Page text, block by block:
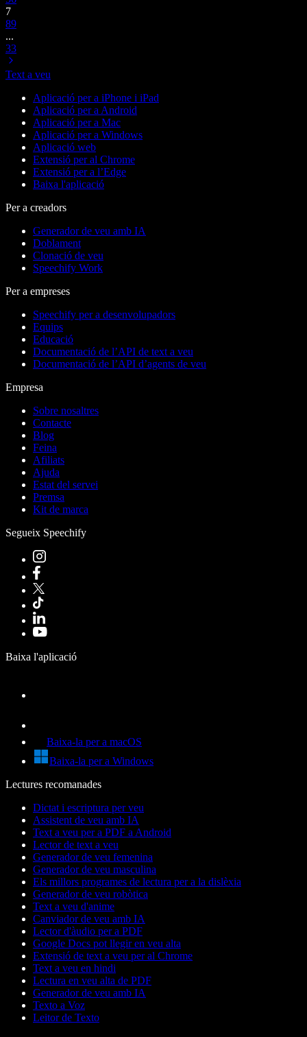
7
89
...
33
Text a veu
Aplicació per a iPhone i iPad
Aplicació per a Android
Aplicació per a Mac
Aplicació per a Windows
Aplicació web
Extensió per al Chrome
Extensió per a l’Edge
Baixa l'aplicació
Per a creadors
Generador de veu amb IA
Doblament
Clonació de veu
Speechify Work
Per a empreses
Speechify per a desenvolupadors
Equips
Educació
Documentació de l’API de text a veu
Documentació de l’API d’agents de veu
Empresa
Sobre nosaltres
Contacte
Blog
Feina
Afiliats
Ajuda
Estat del servei
Premsa
Kit de marca
Segueix Speechify
Baixa l'aplicació
Baixa-la per a macOS
Baixa-la per a Windows
Lectures recomanades
Dictat i escriptura per veu
Assistent de veu amb IA
Text a veu per a PDF a Android
Lector de text a veu
Generador de veu femenina
Generador de veu masculina
Els millors programes de lectura per a la dislèxia
Generador de veu robòtica
Text a veu d'anime
Canviador de veu amb IA
Lector d'àudio per a PDF
Google Docs pot llegir en veu alta
Extensió de text a veu per al Chrome
Text a veu en hindi
Lectura en veu alta de PDF
Generador de veu amb IA
Texto a Voz
Leitor de Texto